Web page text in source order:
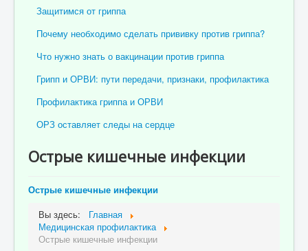
Защитимся от гриппа
Почему необходимо сделать прививку против гриппа?
Что нужно знать о вакцинации против гриппа
Грипп и ОРВИ: пути передачи, признаки, профилактика
Профилактика гриппа и ОРВИ
ОРЗ оставляет следы на сердце
Острые кишечные инфекции
Острые кишечные инфекции
Вы здесь:
Главная
Медицинская профилактика
Острые кишечные инфекции